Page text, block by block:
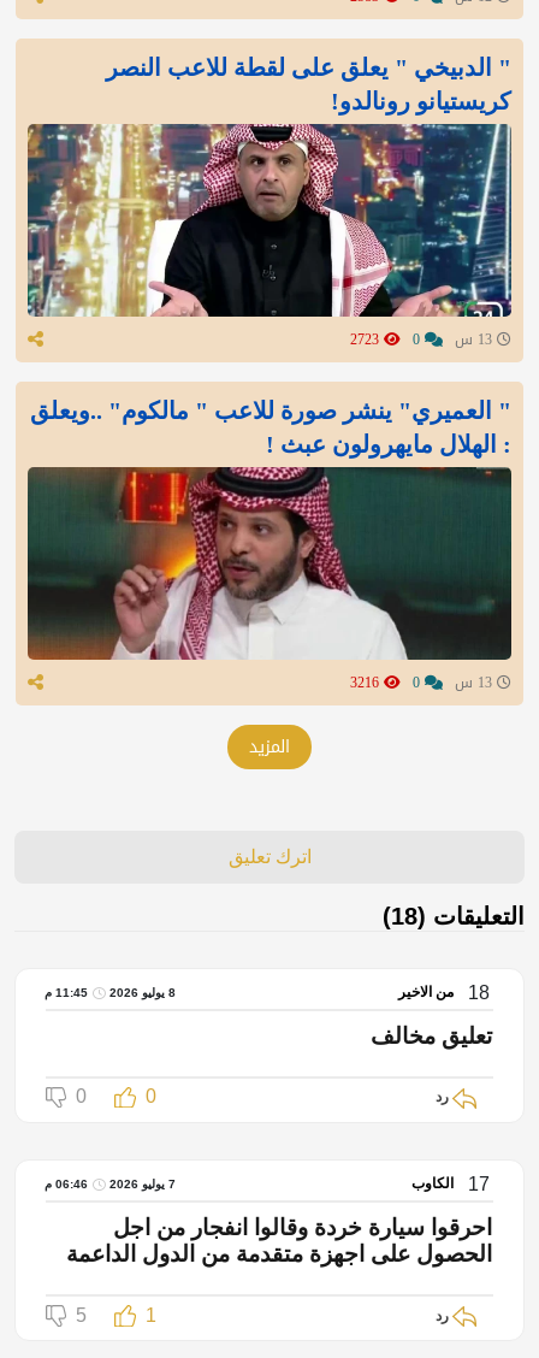
" الدبيخي " يعلق على لقطة للاعب النصر
كريستيانو رونالدو!
" العميري" ينشر صورة للاعب " مالكوم" ..ويعلق
: الهلال مايهرولون عبث !
المزيد
اترك تعليق
التعليقات (18)
18 من الاخير 8 يوليو 2026 11:45 م
تعليق مخالف
رد 0
0
17 الكاوب 7 يوليو 2026 06:46 م
احرقوا سيارة خردة وقالوا انفجار من اجل
الحصول على اجهزة متقدمة من الدول الداعمة
رد 1
5